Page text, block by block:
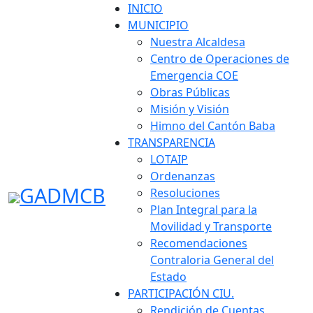
GADMCB
INICIO
MUNICIPIO
Nuestra Alcaldesa
Centro de Operaciones de
Emergencia COE
Obras Públicas
Misión y Visión
Himno del Cantón Baba
TRANSPARENCIA
LOTAIP
Ordenanzas
Resoluciones
Plan Integral para la
Movilidad y Transporte
Recomendaciones
Contraloria General del
Estado
PARTICIPACIÓN CIU.
Jornada de trabajo realizada
por funcionarios de la Alcaldía
en el recinto El Caimito.
GADBABA |Fecha:May 04, 2026 |
Con compromiso y vocación de servicio, funcionarios
de la Alcaldía de Baba se unieron en una jornada de